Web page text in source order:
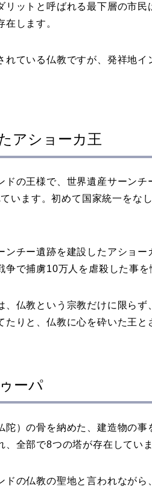
リットと呼ばれる最下層の市
します。
れている仏教ですが、発祥地
アショーカ王
ドの王様で、世界遺産サーン
います。初めて国家統一をな
ンチー遺跡を建設したアショ
争で捕虜10万人を虐殺した事
、仏教という宗教だけに限ら
たりと、仏教に心を砕いた王と
ーパ
陀）の骨を納めた、建造物の
、全部で8つの塔が存在していま
ドの仏教の聖地と言われなが